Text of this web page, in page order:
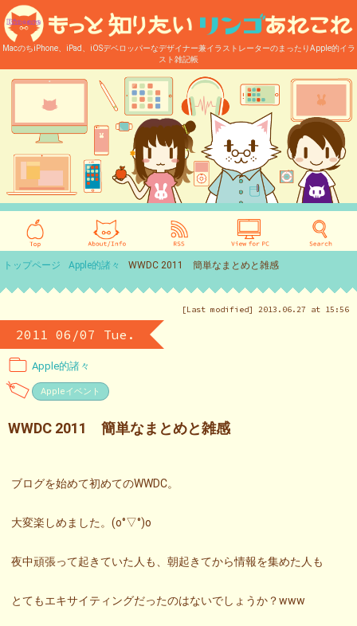
MacのちiPhone、iPad、iOSデベロッパーなデザイナー兼イラストレーターのまったりApple的イラ
スト雑記帳
トップページ Apple的諸々 WWDC 2011 簡単なまとめと雑感
[Last modified] 2013.06.27 at 15:56
2011 06/07 Tue.
Apple的諸々
Appleイベント
WWDC 2011 簡単なまとめと雑感
ブログを始めて初めてのWWDC。
大変楽しめました。(o°▽°)o
夜中頑張って起きていた人も、朝起きてから情報を集めた人も
とてもエキサイティングだったのはないでしょうか？www